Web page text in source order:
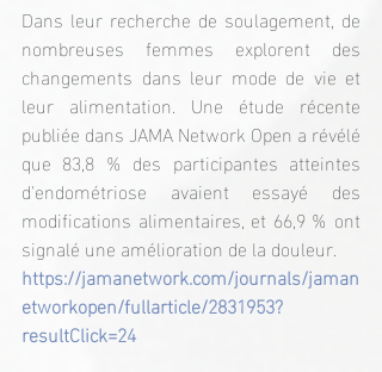
Dans leur recherche de soulagement, de
nombreuses femmes explorent des
changements dans leur mode de vie et
leur alimentation. Une étude récente
publiée dans JAMA Network Open a révélé
que 83,8 % des participantes atteintes
d'endométriose avaient essayé des
modifications alimentaires, et 66,9 % ont
signalé une amélioration de la douleur.​
https://jamanetwork.com/journals/jaman
etworkopen/fullarticle/2831953?
resultClick=24